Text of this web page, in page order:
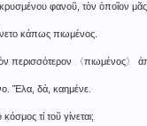
φανοῦ, τὸν ὁποῖον
κάπως πιωμένος.
περισσότερον 〈πιωμένος〉
Ἔλα, δά, καημένε.
τί τοῦ γίνεται;